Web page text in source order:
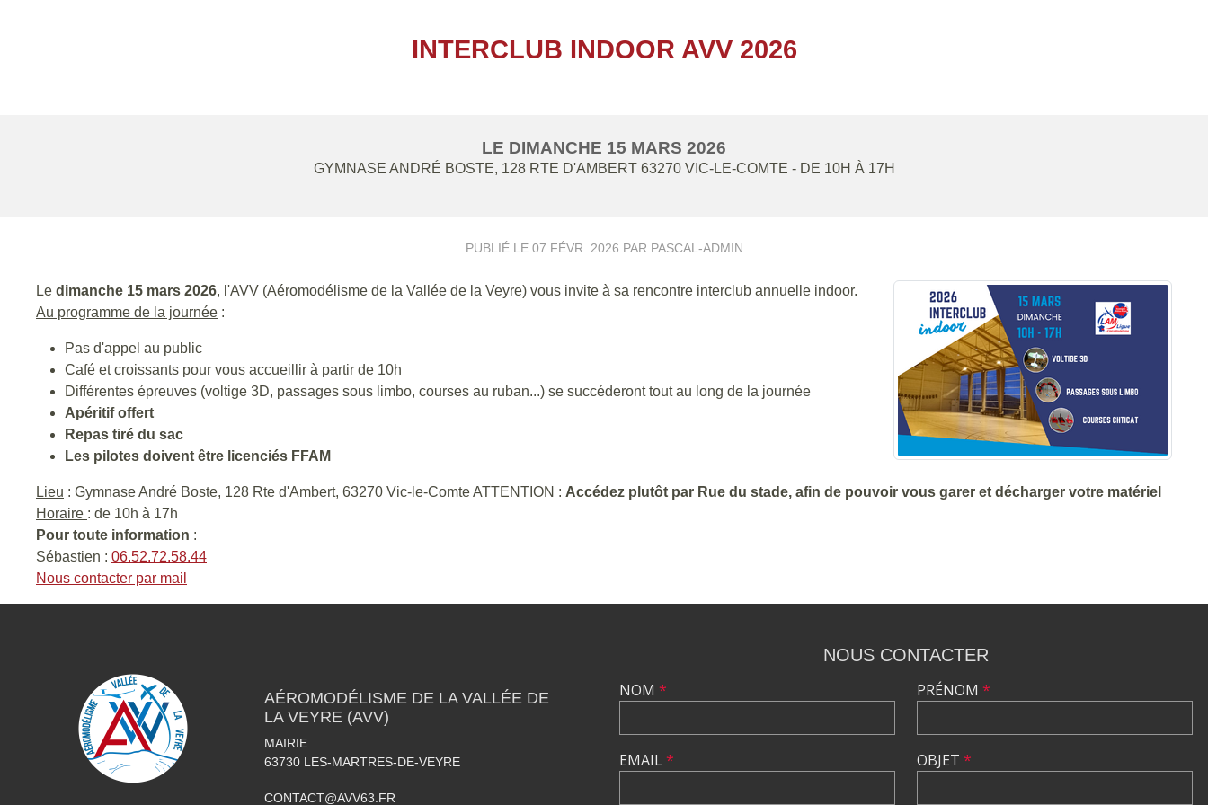
INTERCLUB INDOOR AVV 2026
LE DIMANCHE 15 MARS 2026
GYMNASE ANDRÉ BOSTE, 128 RTE D'AMBERT 63270 VIC-LE-COMTE - DE 10H À 17H
PUBLIÉ LE 07 FÉVR. 2026 PAR PASCAL-ADMIN
Le dimanche 15 mars 2026, l'AVV (Aéromodélisme de la Vallée de la Veyre) vous invite à sa rencontre interclub annuelle indoor.
Au programme de la journée :
Pas d'appel au public
Café et croissants pour vous accueillir à partir de 10h
Différentes épreuves (voltige 3D, passages sous limbo, courses au ruban...) se succéderont tout au long de la journée
Apéritif offert
Repas tiré du sac
Les pilotes doivent être licenciés FFAM
Lieu : Gymnase André Boste, 128 Rte d'Ambert, 63270 Vic-le-Comte ATTENTION : Accédez plutôt par Rue du stade, afin de pouvoir vous garer et décharger votre matériel
Horaire : de 10h à 17h
Pour toute information :
Sébastien : 06.52.72.58.44
Nous contacter par mail
AÉROMODÉLISME DE LA VALLÉE DE
LA VEYRE (AVV)
MAIRIE
63730 LES-MARTRES-DE-VEYRE
CONTACT@AVV63.FR
NOUS CONTACTER
NOM *
EMAIL*
PRÉNOM *
OBJET *